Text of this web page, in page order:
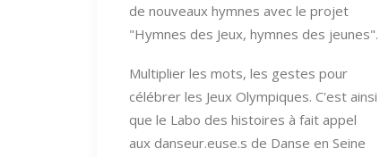
de nouveaux hymnes avec le projet
"Hymnes des Jeux, hymnes des jeunes".
Multiplier les mots, les gestes pour
célébrer les Jeux Olympiques. C'est ainsi
que le Labo des histoires à fait appel
aux danseur.euse.s de Danse en Seine